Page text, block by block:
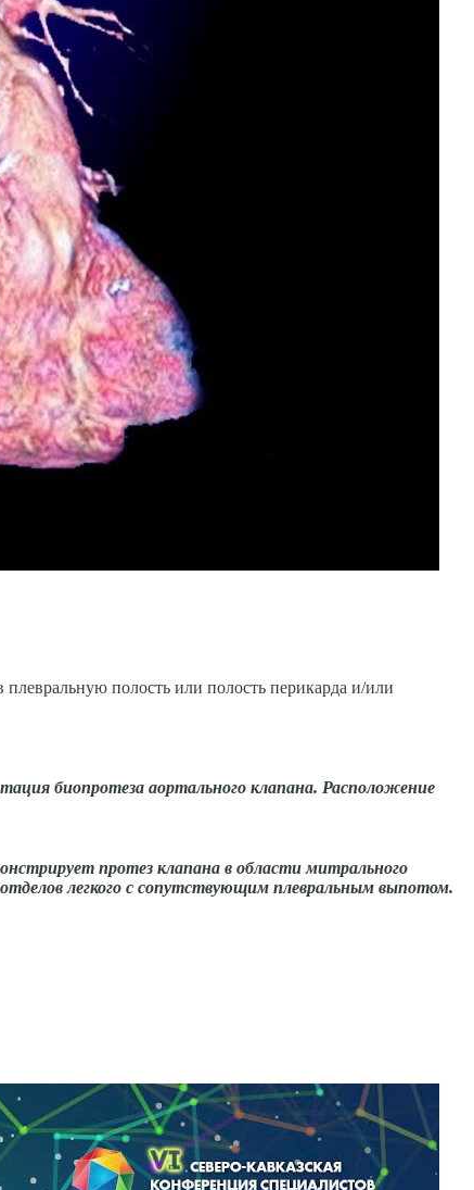
полость или полость пе­рикарда и/или
биопротеза аортального клапана. Расположение
протез клапана в области митрального
легкого с сопутствующим плевральным выпотом.